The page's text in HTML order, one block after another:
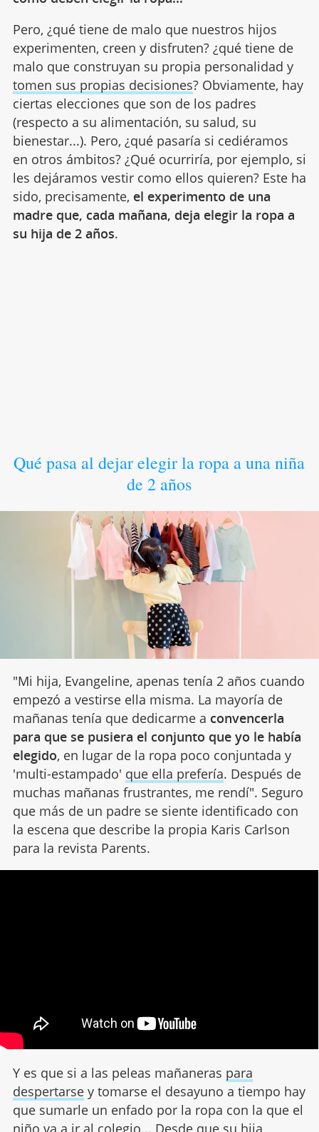
Pero, ¿qué tiene de malo que nuestros hijos
experimenten, creen y disfruten? ¿qué tiene de
malo que construyan su propia personalidad y
tomen sus propias decisiones? Obviamente, hay
ciertas elecciones que son de los padres
(respecto a su alimentación, su salud, su
bienestar...). Pero, ¿qué pasaría si cediéramos
en otros ámbitos? ¿Qué ocurriría, por ejemplo, si
les dejáramos vestir como ellos quieren? Este ha
sido, precisamente, el experimento de una
madre que, cada mañana, deja elegir la ropa a
su hija de 2 años.
Qué pasa al dejar elegir la ropa a una niña
de 2 años
"Mi hija, Evangeline, apenas tenía 2 años cuando
empezó a vestirse ella misma. La mayoría de
mañanas tenía que dedicarme a convencerla
para que se pusiera el conjunto que yo le había
elegido, en lugar de la ropa poco conjuntada y
'multi-estampado' que ella prefería. Después de
muchas mañanas frustrantes, me rendí". Seguro
que más de un padre se siente identificado con
la escena que describe la propia Karis Carlson
para la revista Parents.
Y es que si a las peleas mañaneras para
despertarsey tomarse el desayuno a tiempo hay
que sumarle un enfado por la ropa con la que el
niño va a ir al colegio... Desde que su hija